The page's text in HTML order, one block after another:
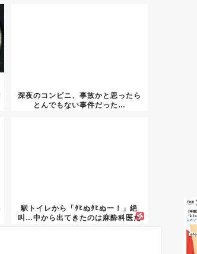
深夜のコンビニ、事故かと思ったら
とんでもない事件だった…
駅トイレから「ﾀﾋぬﾀﾋぬー！」絶
叫…中から出てきたのは麻酔科医だ